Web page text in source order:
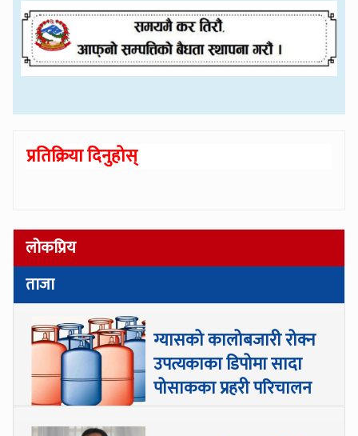
प्रतिक्रिया दिनुहोस्
लोकप्रिय
ताजा
ग्यासको कालोबजारी रोक्न
उपत्यकाका डिपोमा सादा
पोसाकका प्रहरी परिचालन